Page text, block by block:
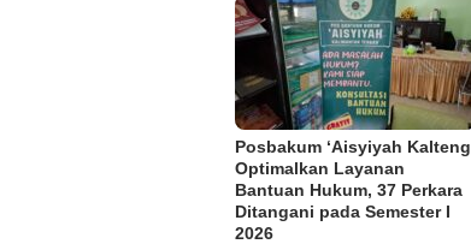
Posbakum ‘Aisyiyah Kalteng
Optimalkan Layanan
Bantuan Hukum, 37 Perkara
Ditangani pada Semester I
2026